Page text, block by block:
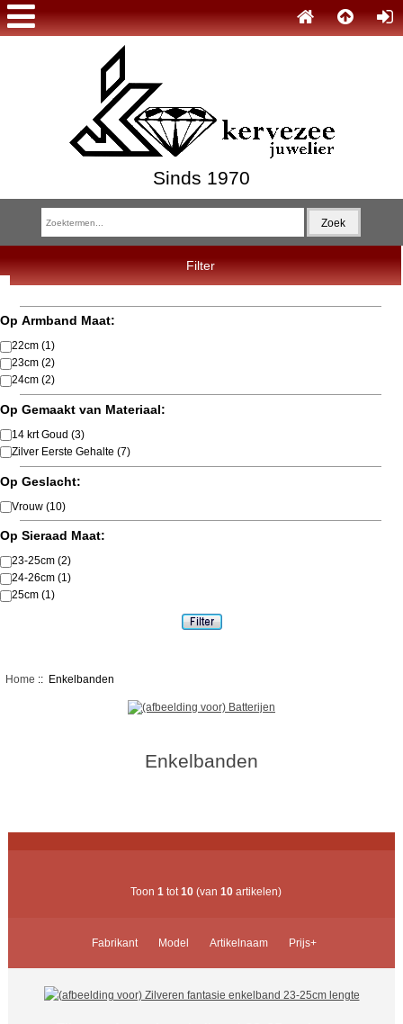
Sinds 1970
Filter
Op Armband Maat:
22cm (1)
23cm (2)
24cm (2)
Op Gemaakt van Materiaal:
14 krt Goud (3)
Zilver Eerste Gehalte (7)
Op Geslacht:
Vrouw (10)
Op Sieraad Maat:
23-25cm (2)
24-26cm (1)
25cm (1)
Home :: Enkelbanden
Enkelbanden
Toon 1 tot 10 (van 10 artikelen)
Fabrikant Model Artikelnaam Prijs+